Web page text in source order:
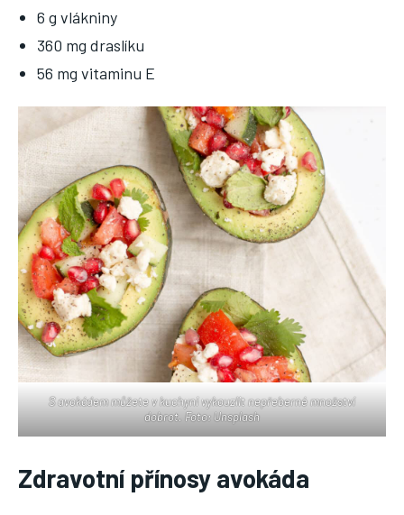
6 g vlákniny
360 mg draslíku
56 mg vitaminu E
S avokádem můžete v kuchyni vykouzlit nepřeberné množství
dobrot. Foto: Unsplash
Zdravotní přínosy avokáda